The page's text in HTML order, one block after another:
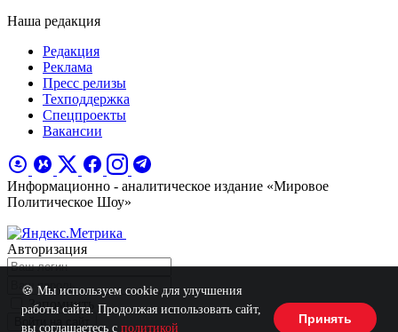
Наша редакция
Редакция
Реклама
Пресс релизы
Техподдержка
Спецпроекты
Вакансии
Информационно - аналитическое издание «Мировое
Политическое Шоу»
Авторизация
Запомнить
🍪 Мы используем cookie для улучшения
работы сайта. Продолжая использовать сайт,
вы соглашаетесь с политикой
Принять